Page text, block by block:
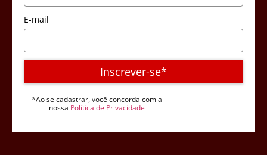
E-mail
Inscrever-se*
*Ao se cadastrar, você concorda com a
nossa Política de Privacidade